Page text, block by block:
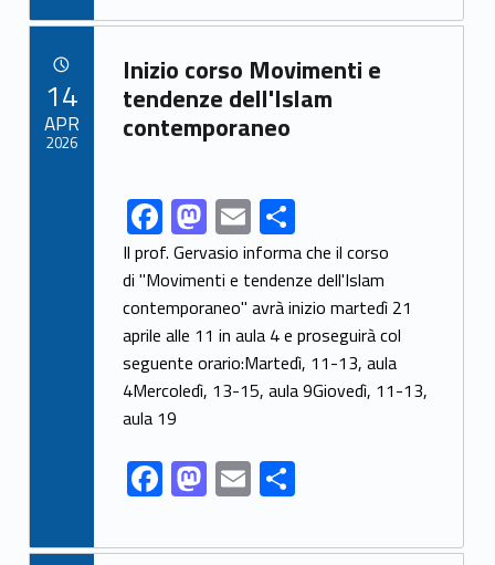
e
b
o
o
to
d
o
n
ai
l
ar
e
Link identifier archive #link-archive-81577
Inizio corso Movimenti e
tendenze dell'Islam
contemporaneo
Link identifier share facebook archive #share-link-archive-70754F
ac
e
b
o
o
k
M
as
to
d
o
n
E
m
ai
l
S
h
ar
e
Il prof. Gervasio informa che il corso
di "Movimenti e tendenze dell'Islam
contemporaneo" avrà inizio martedì 21
aprile alle 11 in aula 4 e proseguirà col
seguente orario:Martedì, 11-13, aula
4Mercoledì, 13-15, aula 9Giovedì, 11-13,
aula 19
F
ac
e
M
as
to
E
m
ai
S
ar
14
APR
2026